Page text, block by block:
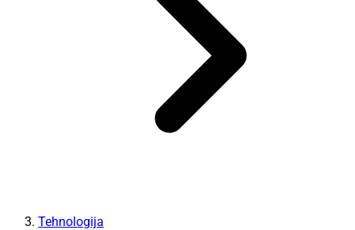
Tehnologija